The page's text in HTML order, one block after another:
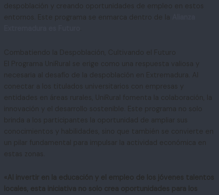
despoblación y creando oportunidades de empleo en estos
entornos. Este programa se enmarca dentro de la
Combatiendo la Despoblación, Cultivando el Futuro
El Programa UniRural se erige como una respuesta valiosa y
necesaria al desafío de la despoblación en Extremadura. Al
conectar a los titulados universitarios con empresas y
entidades en áreas rurales, UniRural fomenta la colaboración, la
innovación y el desarrollo sostenible. Este programa no solo
brinda a los participantes la oportunidad de ampliar sus
conocimientos y habilidades, sino que también se convierte en
un pilar fundamental para impulsar la actividad económica en
estas zonas.
«Al invertir en la educación y el empleo de los jóvenes talentos
locales, esta iniciativa no solo crea oportunidades para los